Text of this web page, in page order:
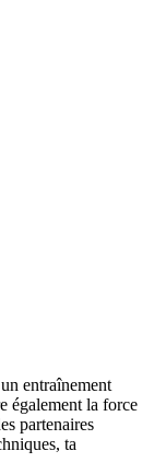
entraînement
également la force
partenaires
ta